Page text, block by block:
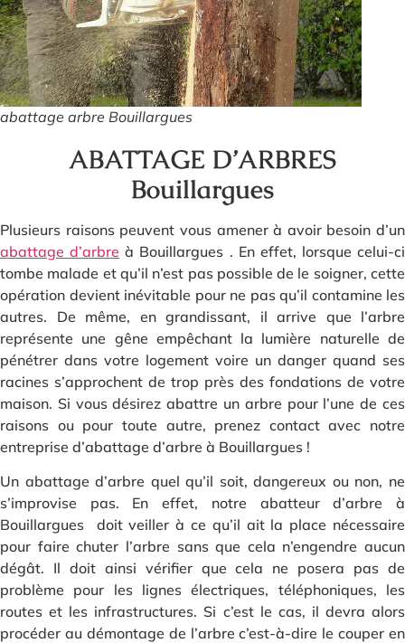
abattage arbre Bouillargues
ABATTAGE D’ARBRES
Bouillargues
Plusieurs raisons peuvent vous amener à avoir besoin d’un
abattage d’arbre à Bouillargues . En effet, lorsque celui-ci
tombe malade et qu’il n’est pas possible de le soigner, cette
opération devient inévitable pour ne pas qu’il contamine les
autres. De même, en grandissant, il arrive que l’arbre
représente une gêne empêchant la lumière naturelle de
pénétrer dans votre logement voire un danger quand ses
racines s’approchent de trop près des fondations de votre
maison. Si vous désirez abattre un arbre pour l’une de ces
raisons ou pour toute autre, prenez contact avec notre
entreprise d’abattage d’arbre à Bouillargues !
Un abattage d’arbre quel qu’il soit, dangereux ou non, ne
s’improvise pas. En effet, notre abatteur d’arbre à
Bouillargues doit veiller à ce qu’il ait la place nécessaire
pour faire chuter l’arbre sans que cela n’engendre aucun
dégât. Il doit ainsi vérifier que cela ne posera pas de
problème pour les lignes électriques, téléphoniques, les
routes et les infrastructures. Si c’est le cas, il devra alors
procéder au démontage de l’arbre c’est-à-dire le couper en